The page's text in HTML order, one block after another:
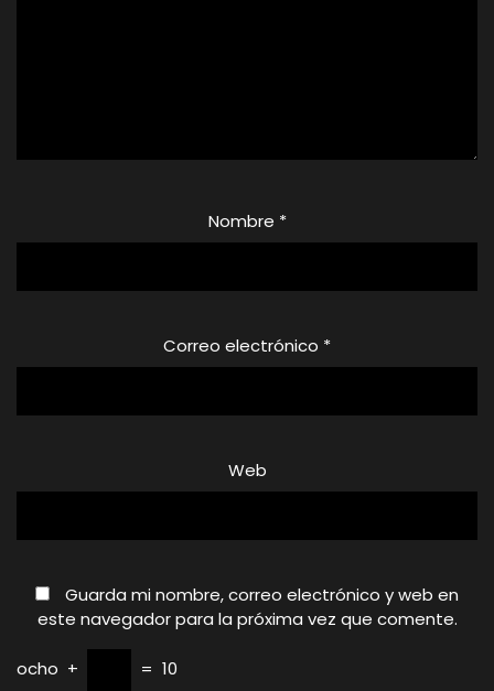
Nombre *
Correo electrónico *
Web
Guarda mi nombre, correo electrónico y web en
este navegador para la próxima vez que comente.
ocho + = 10